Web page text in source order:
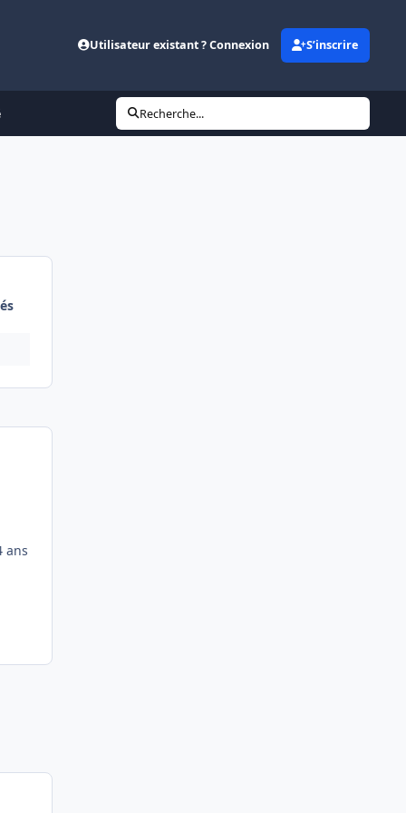
Utilisateur existant ? Connexion S’inscrire
Recherche...
ans